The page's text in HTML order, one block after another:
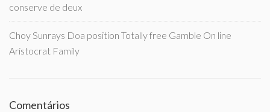
conserve de deux
Choy Sunrays Doa position Totally free Gamble On line
Aristocrat Family
Comentários